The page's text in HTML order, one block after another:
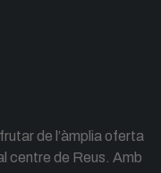
de l’àmplia oferta
centre de Reus. Amb